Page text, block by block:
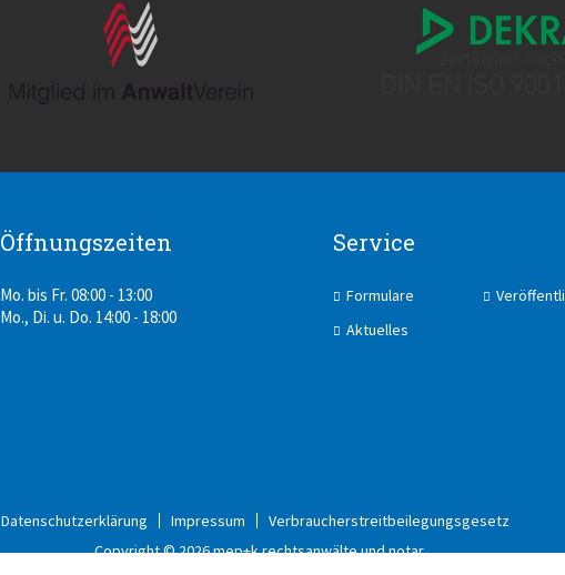
Öffnungszeiten
Mo. bis Fr. 08:00 - 13:00
Mo., Di. u. Do. 14:00 - 18:00
Service
Formulare
Aktuelles
Datenschutzerklärung Impressum
Verbraucherstreitbeilegungsgesetz
Copyright © 2026 mep+k rechtsanwälte und notar.